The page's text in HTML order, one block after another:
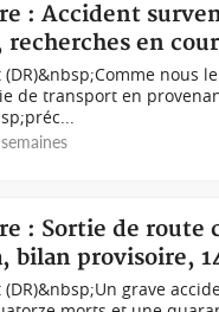
: Accident
recherches en
(DR)&nbsp;Comme
de transport en
: Sortie de route
bilan provisoire,
(DR)&nbsp;Un grave